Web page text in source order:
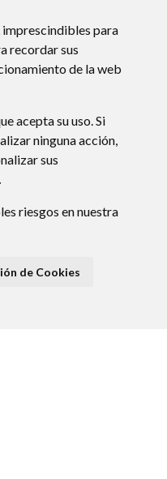
imprescindibles para
recordar sus
de la web
acepta su uso. Si
ninguna acción,
sus
riesgos en nuestra
de Cookies